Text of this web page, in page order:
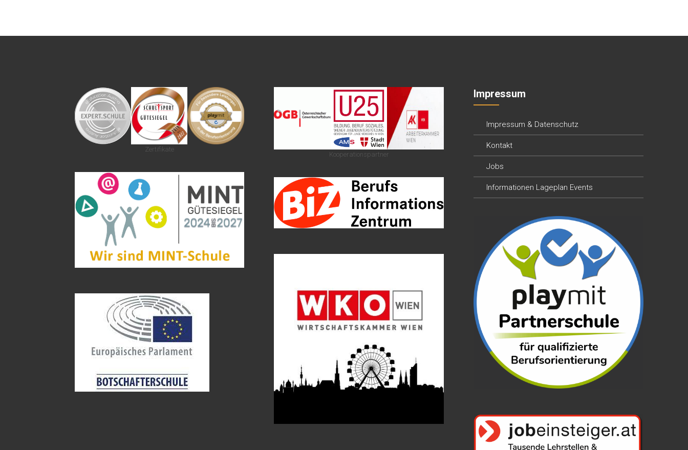
Zertifikate
Kooperationspartner
Impressum
Impressum & Datenschutz
Kontakt
Jobs
Informationen Lageplan Events